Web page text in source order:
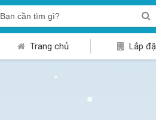
Trang chủ Lắp